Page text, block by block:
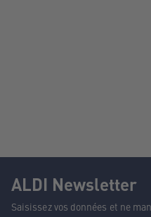
ALDI Newsletter
Saisissez vos données et ne